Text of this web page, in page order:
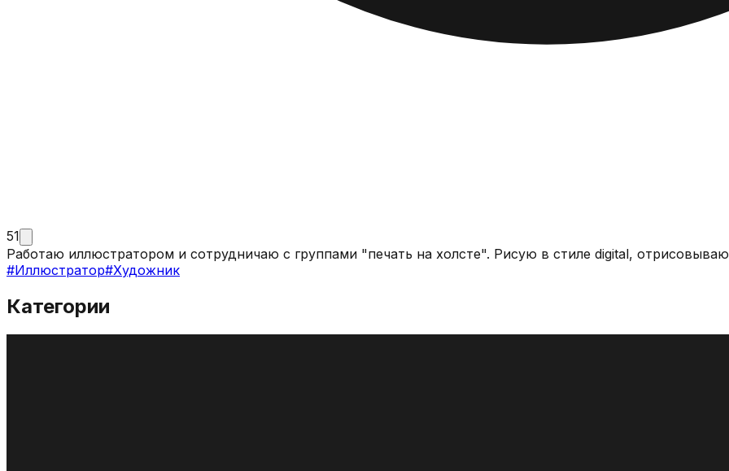
51
Работаю иллюстратором и сотрудничаю с группами "печать
#Иллюстратор#Художник
Категории